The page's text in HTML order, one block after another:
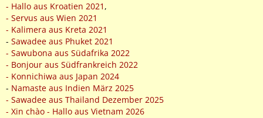
- Hallo aus Kroatien 2021 ,
- Servus aus Wien 2021
- Kalimera aus Kreta 2021
- Sawadee aus Phuket 2021
- Sawubona aus Südafrika 2022
- Bonjour aus Südfrankreich 2022
- Konnichiwa aus Japan 2024
- Namaste aus Indien März 2025
- Sawadee aus Thailand Dezember 2025
- Xin chào - Hallo aus Vietnam 2026